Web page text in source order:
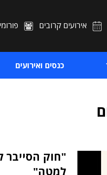
אירועים קרובים
כנסים ואירועים
"חוק הסייבר
למטה"